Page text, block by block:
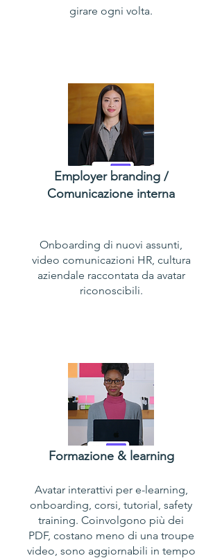
girare ogni volta.
Employer branding /
Comunicazione interna
Onboarding di nuovi assunti,
video comunicazioni HR, cultura
aziendale raccontata da avatar
riconoscibili.
Formazione & learning
Avatar interattivi per e-learning,
onboarding, corsi, tutorial, safety
training. Coinvolgono più dei
PDF, costano meno di una troupe
video, sono aggiornabili in tempo